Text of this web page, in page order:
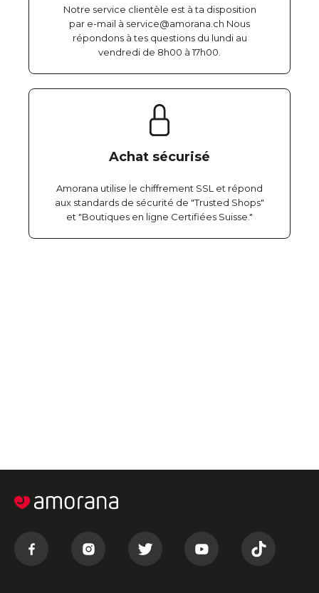
Notre service clientèle est à ta disposition
par e-mail à service@amorana.ch Nous
répondons à tes questions du lundi au
vendredi de 8h00 à 17h00.
Achat sécurisé
Amorana utilise le chiffrement SSL et répond
aux standards de sécurité de "Trusted Shops"
et "Boutiques en ligne Certifiées Suisse."